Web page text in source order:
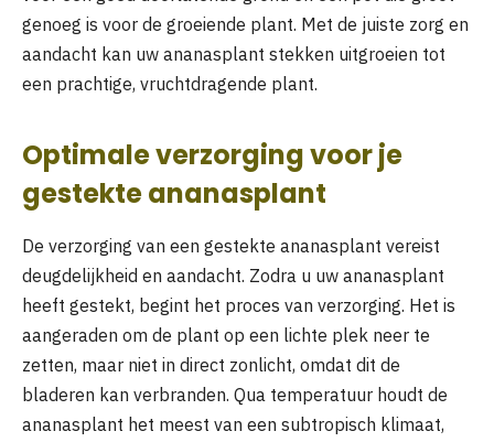
genoeg is voor de groeiende plant. Met de juiste zorg en
aandacht kan uw ananasplant stekken uitgroeien tot
een prachtige, vruchtdragende plant.
Optimale verzorging voor je
gestekte ananasplant
De verzorging van een gestekte ananasplant vereist
deugdelijkheid en aandacht. Zodra u uw ananasplant
heeft gestekt, begint het proces van verzorging. Het is
aangeraden om de plant op een lichte plek neer te
zetten, maar niet in direct zonlicht, omdat dit de
bladeren kan verbranden. Qua temperatuur houdt de
ananasplant het meest van een subtropisch klimaat,